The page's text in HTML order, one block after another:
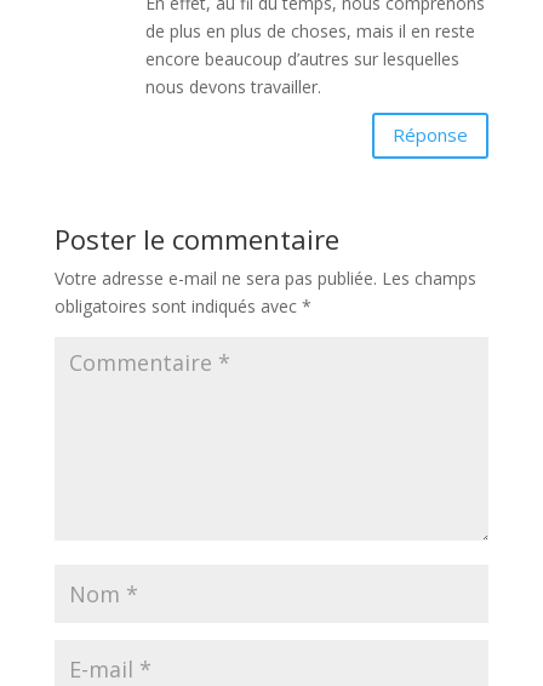
de plus en plus de choses, mais il en reste
encore beaucoup d’autres sur lesquelles
nous devons travailler.
Réponse
Poster le commentaire
Votre adresse e-mail ne sera pas publiée. Les champs
obligatoires sont indiqués avec *